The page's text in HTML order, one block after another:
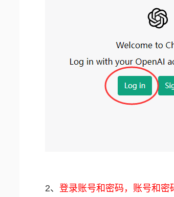
2、 登录账号和密码，账号和